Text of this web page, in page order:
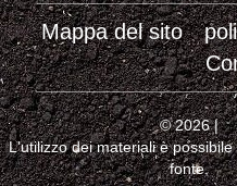
Mappa del sito
© 2026 |
L'utilizzo dei materiali è
fonte.